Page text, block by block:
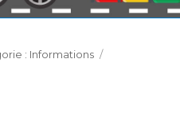
Catégories
Informations